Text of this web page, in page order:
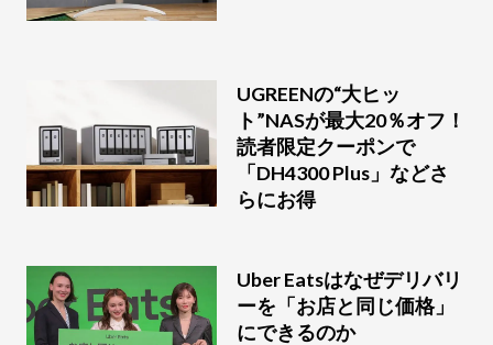
UGREENの“大ヒッ
ト”NASが最大20％オフ！
読者限定クーポンで
「DH4300 Plus」などさ
らにお得
Uber Eatsはなぜデリバリ
ーを「お店と同じ価格」
にできるのか